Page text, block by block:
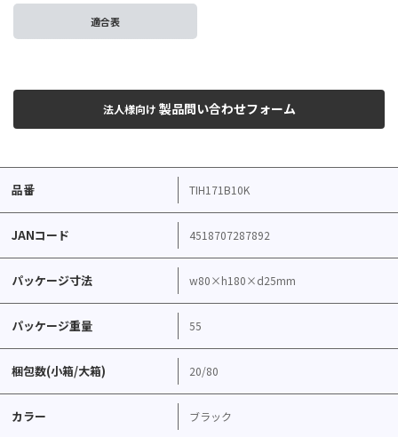
適合表
法人様向け 製品問い合わせフォーム
品番 TIH171B10K
JANコード 4518707287892
パッケージ寸法 w80×h180×d25mm
パッケージ重量 55
梱包数(小箱/大箱) 20/80
カラー ブラック